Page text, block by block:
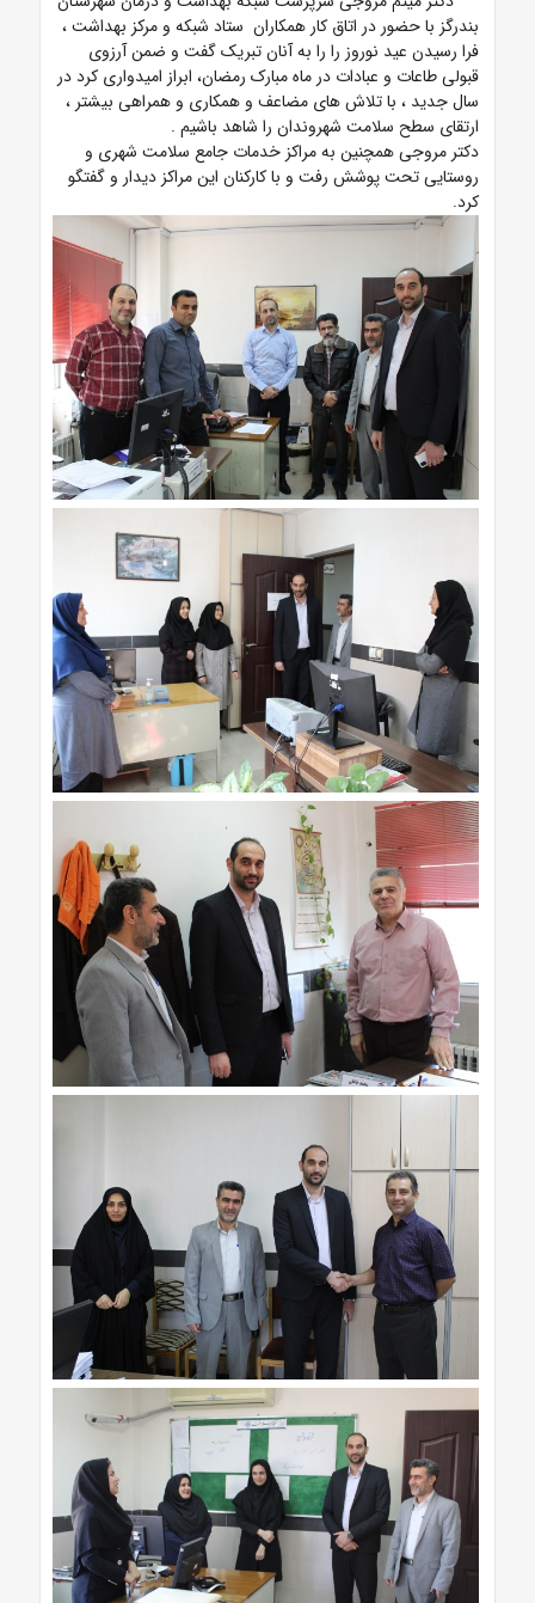
بندرگز با حضور در اتاق کار همکاران ستاد شبکه و مرکز بهداشت ،
فرا رسیدن عید نوروز را را به آنان تبریک گفت و ضمن آرزوی
قبولی طاعات و عبادات در ماه مبارک رمضان، ابراز امیدواری کرد در
سال جدید ، با تلاش های مضاعف و همکاری و همراهی بیشتر ،
ارتقای سطح سلامت شهروندان را شاهد باشیم .
دکتر مروجی همچنین به مراکز خدمات جامع سلامت شهری و
روستایی تحت پوشش رفت و با کارکنان این مراکز دیدار و گفتگو
کرد.